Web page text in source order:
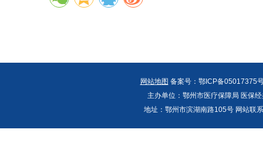
网站地图 备案号：鄂ICP备05017375
主办单位：鄂州市医疗保障局 医保
地址：鄂州市滨湖南路105号 网站